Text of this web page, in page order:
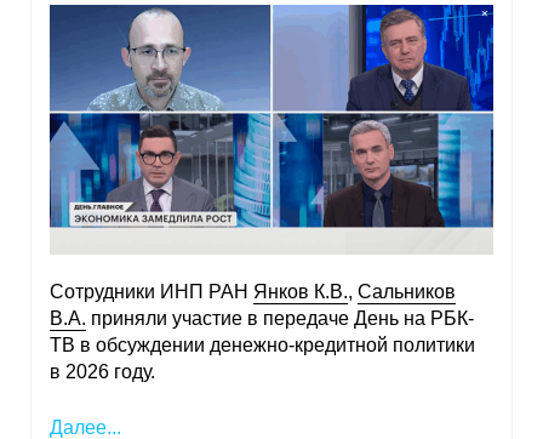
Сотрудники ИНП РАН Янков К.В., Сальников
В.А. приняли участие в передаче День на РБК-
ТВ в обсуждении денежно-кредитной политики
в 2026 году.
Далее...